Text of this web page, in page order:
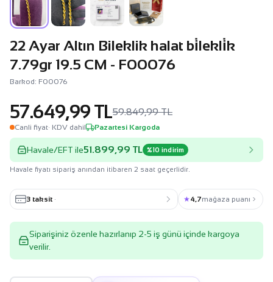
22 Ayar Altın Bileklik halat bi̇lekli̇k
7.79gr 19.5 CM - F00076
Barkod: F00076
57.649,99 TL59.849,99 TL
Canli fiyat· KDV dahil Pazartesi Kargoda
Havale/EFT ile51.899,99 TL %10 indirim
Havale fiyatı sipariş anından itibaren 2 saat geçerlidir.
3 taksit · ★4,7mağaza puanı
Siparişiniz özenle hazırlanıp 2-5 iş günü içinde kargoya
verilir.